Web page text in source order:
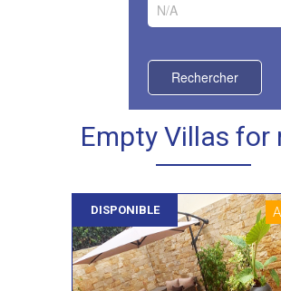
N/A
Rechercher
Empty Villas for
DISPONIBLE